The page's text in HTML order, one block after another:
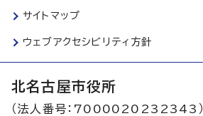
サイトマップ
ウェブアクセシビリティ方針
北名古屋市役所
（法人番号：7000020232343）